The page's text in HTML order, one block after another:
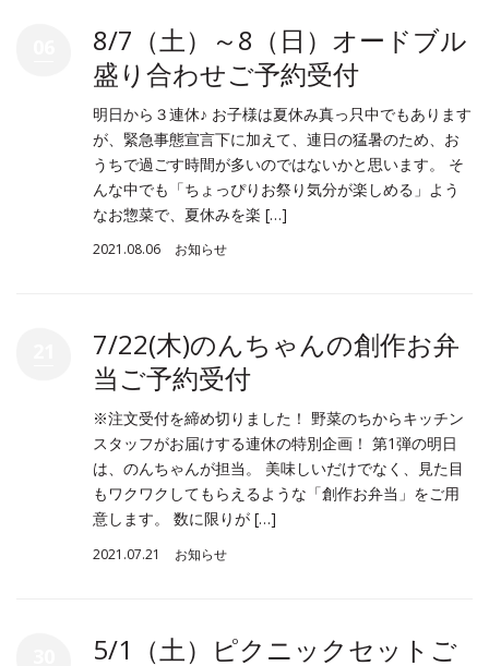
8/7（土）～8（日）オードブル
盛り合わせご予約受付
明日から３連休♪ お子様は夏休み真っ只中でもあります
が、緊急事態宣言下に加えて、連日の猛暑のため、お
うちで過ごす時間が多いのではないかと思います。 そ
んな中でも「ちょっぴりお祭り気分が楽しめる」よう
なお惣菜で、夏休みを楽 […]
2021.08.06 お知らせ
7/22(木)のんちゃんの創作お弁
当ご予約受付
※注文受付を締め切りました！ 野菜のちからキッチン
スタッフがお届けする連休の特別企画！ 第1弾の明日
は、のんちゃんが担当。 美味しいだけでなく、見た目
もワクワクしてもらえるような「創作お弁当」をご用
意します。 数に限りが […]
2021.07.21 お知らせ
5/1（土）ピクニックセットご